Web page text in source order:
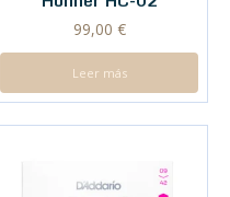
99,00 €
Leer más